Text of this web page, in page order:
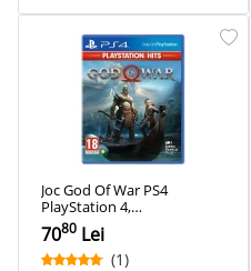
Joc God Of War PS4
PlayStation 4,
Second-Hand
7080 Lei
(1)